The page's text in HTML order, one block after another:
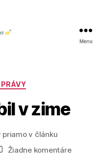
Menu
v zime
priamo v článku
Žiadne komentárena